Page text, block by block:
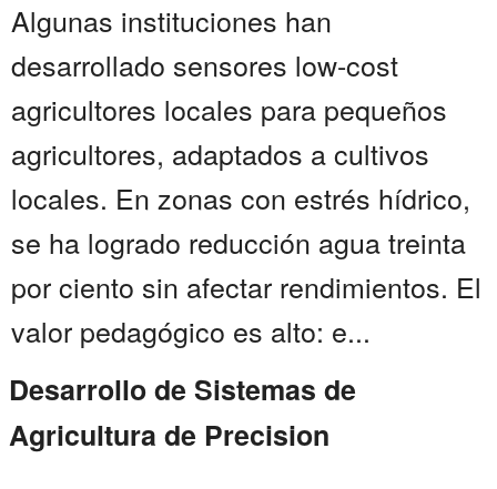
Algunas instituciones han
desarrollado sensores low-cost
agricultores locales para pequeños
agricultores, adaptados a cultivos
locales. En zonas con estrés hídrico,
se ha logrado reducción agua treinta
por ciento sin afectar rendimientos. El
valor pedagógico es alto: e...
Desarrollo de Sistemas de
Agricultura de Precision